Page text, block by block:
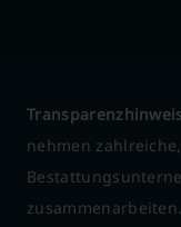
nehmen